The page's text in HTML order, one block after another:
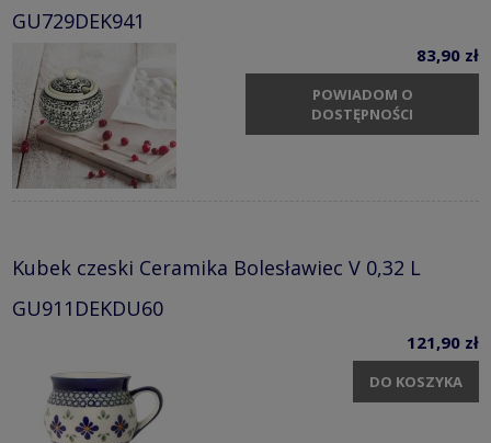
GU729DEK941
83,90 zł
POWIADOM O
DOSTĘPNOŚCI
Kubek czeski Ceramika Bolesławiec V 0,32 L
GU911DEKDU60
121,90 zł
DO KOSZYKA